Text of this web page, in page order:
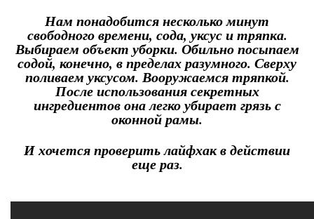
Нам понадобится несколько минут
свободного времени, сода, уксус и тряпка.
Выбираем объект уборки. Обильно посыпаем
содой, конечно, в пределах разумного. Сверху
поливаем уксусом. Вооружаемся тряпкой.
После использования секретных
ингредиентов она легко убирает грязь с
оконной рамы.
И хочется проверить лайфхак в действии
еще раз.